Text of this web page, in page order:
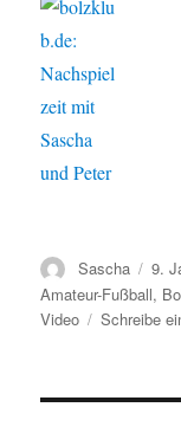
Autor
Sascha
am
9.
Amateur-Fußball,
Video
Schreibe